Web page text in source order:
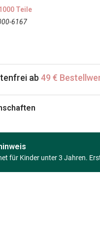
Teile
6167
ab 49 €
für Kinder unter 3 Jahren.